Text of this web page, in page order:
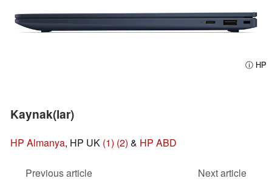
ⓘ HP
Kaynak(lar)
HP Almanya, HP UK (1) (2) & HP ABD
Previous article
Next article